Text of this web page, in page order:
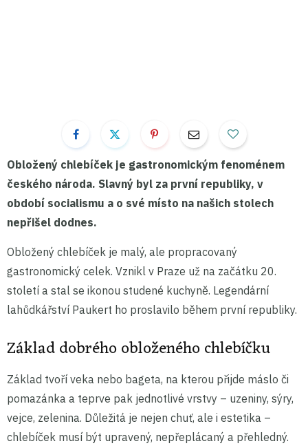
Obložený chlebíček je gastronomickým fenoménem
českého národa. Slavný byl za první republiky, v
období socialismu a o své místo na našich stolech
nepřišel dodnes.
Obložený chlebíček je malý, ale propracovaný
gastronomický celek. Vznikl v Praze už na začátku 20.
století a stal se ikonou studené kuchyně. Legendární
lahůdkářství Paukert ho proslavilo během první republiky.
Základ dobrého obloženého chlebíčku
Základ tvoří veka nebo bageta, na kterou přijde máslo či
pomazánka a teprve pak jednotlivé vrstvy – uzeniny, sýry,
vejce, zelenina. Důležitá je nejen chuť, ale i estetika –
chlebíček musí být upravený, nepřeplácaný a přehledný.